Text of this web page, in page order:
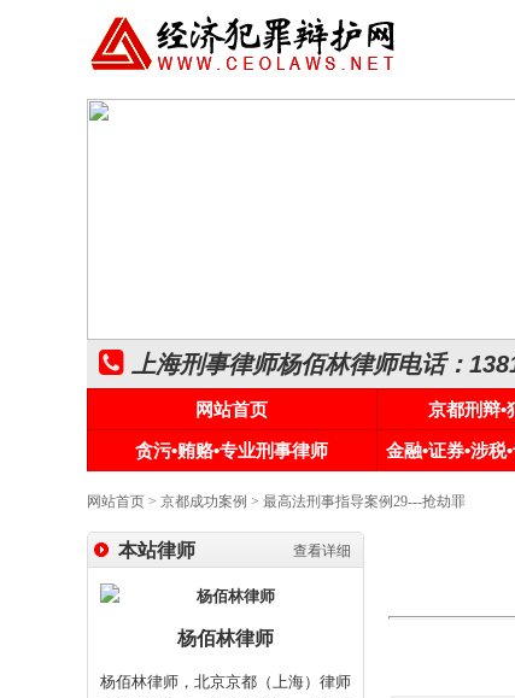
上海刑事律师杨佰林律师电话：
网站首页 京都刑辩•
贪污•贿赂•专业刑事律师
金融•证券•涉税
网站首页 > 京都成功案例 > 最高法刑事指导案例29---抢劫罪
查看详细
本站律师
杨佰林律师
杨佰林律师，北京京都（上海）律师